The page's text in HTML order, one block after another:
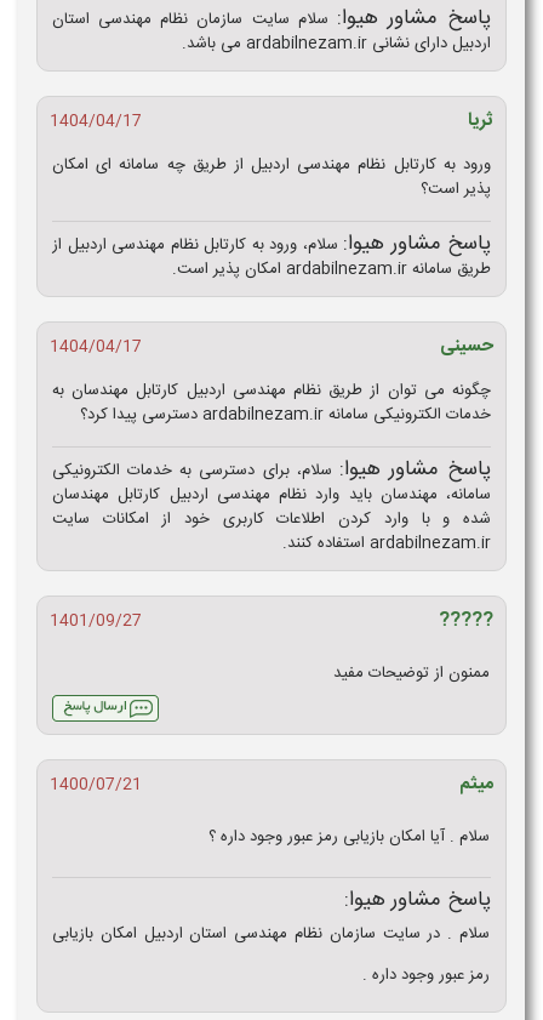
پاسخ مشاور هیوا: سلام سایت سازمان نظام مهندسی استان
اردبیل دارای نشانی ardabilnezam.ir می باشد.
ثریا
1404/04/17
ورود به کارتابل نظام مهندسی اردبیل از طریق چه سامانه ای امکان‌
پذیر است؟
پاسخ مشاور هیوا: سلام، ورود به کارتابل نظام مهندسی اردبیل از
طریق سامانه ardabilnezam.ir امکان‌ پذیر است.
حسینی
1404/04/17
چگونه می‌ توان از طریق نظام مهندسی اردبیل کارتابل مهندسان به
خدمات الکترونیکی سامانه ardabilnezam.ir دسترسی پیدا کرد؟
پاسخ مشاور هیوا: سلام، برای دسترسی به خدمات الکترونیکی
سامانه، مهندسان باید وارد نظام مهندسی اردبیل کارتابل مهندسان
شده و با وارد کردن اطلاعات کاربری خود از امکانات سایت
ardabilnezam.ir استفاده کنند.
?????
1401/09/27
ممنون از توضیحات مفید
میثم
1400/07/21
سلام . آیا امکان بازیابی رمز عبور وجود داره ؟
پاسخ مشاور هیوا:
سلام . در سایت سازمان نظام مهندسی استان اردبیل امکان بازیابی
رمز عبور وجود داره .